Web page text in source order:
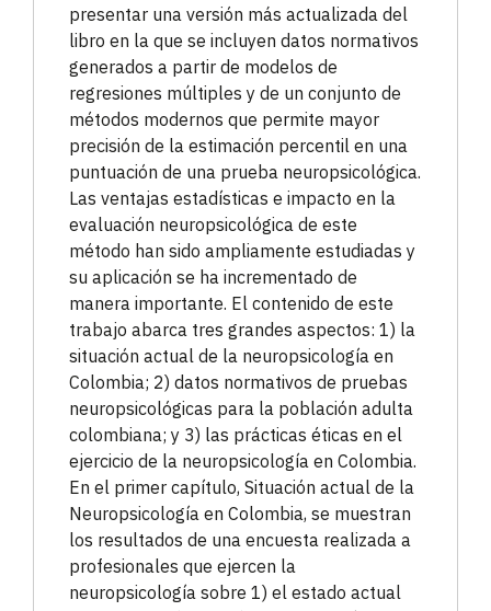
presentar una versión más actualizada del
libro en la que se incluyen datos normativos
generados a partir de modelos de
regresiones múltiples y de un conjunto de
métodos modernos que permite mayor
precisión de la estimación percentil en una
puntuación de una prueba neuropsicológica.
Las ventajas estadísticas e impacto en la
evaluación neuropsicológica de este
método han sido ampliamente estudiadas y
su aplicación se ha incrementado de
manera importante. El contenido de este
trabajo abarca tres grandes aspectos: 1) la
situación actual de la neuropsicología en
Colombia; 2) datos normativos de pruebas
neuropsicológicas para la población adulta
colombiana; y 3) las prácticas éticas en el
ejercicio de la neuropsicología en Colombia.
En el primer capítulo, Situación actual de la
Neuropsicología en Colombia, se muestran
los resultados de una encuesta realizada a
profesionales que ejercen la
neuropsicología sobre 1) el estado actual